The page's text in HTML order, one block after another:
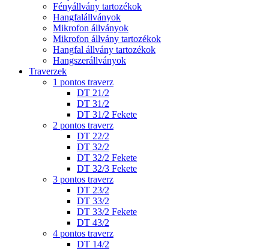
Fényállvány tartozékok
Hangfalállványok
Mikrofon állványok
Mikrofon állvány tartozékok
Hangfal állvány tartozékok
Hangszerállványok
Traverzek
1 pontos traverz
DT 21/2
DT 31/2
DT 31/2 Fekete
2 pontos traverz
DT 22/2
DT 32/2
DT 32/2 Fekete
DT 32/3 Fekete
3 pontos traverz
DT 23/2
DT 33/2
DT 33/2 Fekete
DT 43/2
4 pontos traverz
DT 14/2